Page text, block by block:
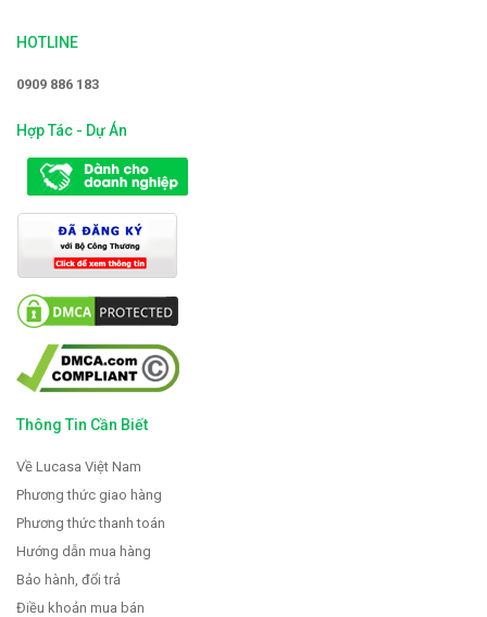
HOTLINE
0909 886 183
Hợp Tác - Dự Án
Thông Tin Cần Biết
Về Lucasa Việt Nam
Phương thức giao hàng
Phương thức thanh toán
Hướng dẫn mua hàng
Bảo hành, đổi trả
Điều khoản mua bán